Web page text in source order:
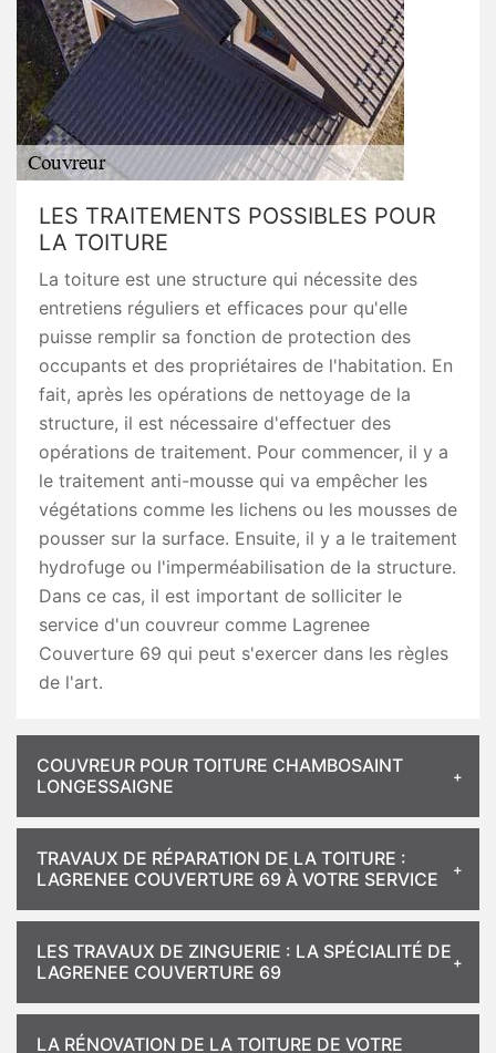
LES TRAITEMENTS POSSIBLES POUR
LA TOITURE
La toiture est une structure qui nécessite des
entretiens réguliers et efficaces pour qu'elle
puisse remplir sa fonction de protection des
occupants et des propriétaires de l'habitation. En
fait, après les opérations de nettoyage de la
structure, il est nécessaire d'effectuer des
opérations de traitement. Pour commencer, il y a
le traitement anti-mousse qui va empêcher les
végétations comme les lichens ou les mousses de
pousser sur la surface. Ensuite, il y a le traitement
hydrofuge ou l'imperméabilisation de la structure.
Dans ce cas, il est important de solliciter le
service d'un couvreur comme Lagrenee
Couverture 69 qui peut s'exercer dans les règles
de l'art.
COUVREUR POUR TOITURE CHAMBOSAINT
LONGESSAIGNE
TRAVAUX DE RÉPARATION DE LA TOITURE :
LAGRENEE COUVERTURE 69 À VOTRE SERVICE
LES TRAVAUX DE ZINGUERIE : LA SPÉCIALITÉ DE
LAGRENEE COUVERTURE 69
LA RÉNOVATION DE LA TOITURE DE VOTRE